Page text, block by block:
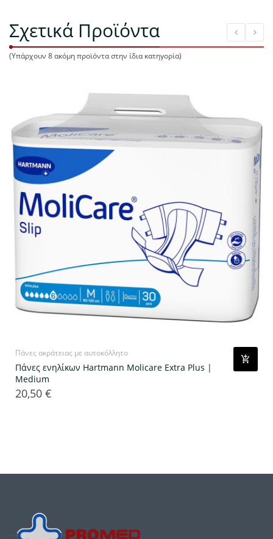
Σχετικά Προϊόντα
(Υπάρχουν 8 ακόμη προϊόντα στην ίδια κατηγορία)
Πάνες ακράτειας με αυτοκόλλητο
Πάνες ενηλίκων Hartmann Molicare Extra Plus |
Medium
Τιμή
20,50 €